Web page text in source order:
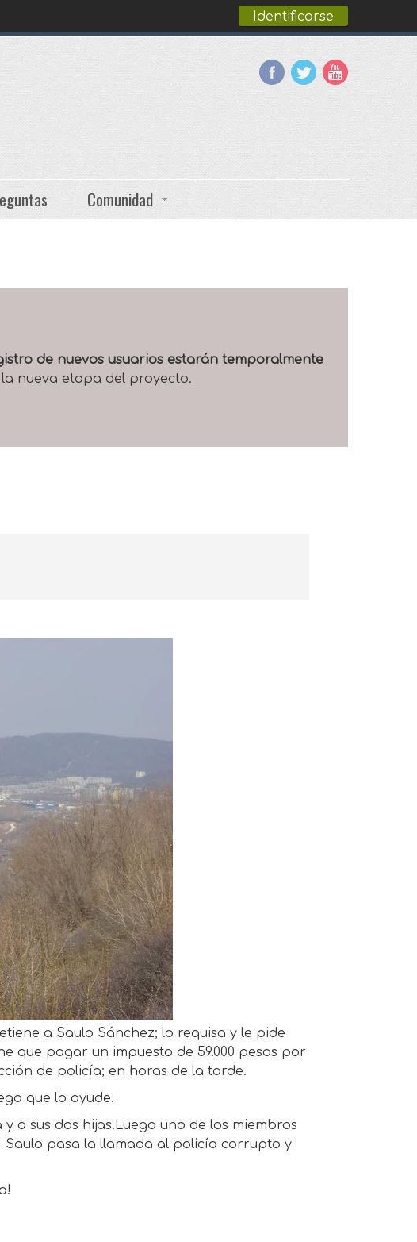
Identificarse
Comunidad
de nuevos usuarios estarán temporalmente
nueva etapa del proyecto.
a Saulo Sánchez; lo requisa y le pide
que pagar un impuesto de 59.000 pesos por
de policía; en horas de la tarde.
que lo ayude.
a sus dos hijas.Luego uno de los miembros
Saulo pasa la llamada al policía corrupto y